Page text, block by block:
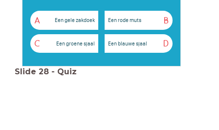
A Een gele zakdoek B
Een rode muts
C Een groene sjaal D
Een blauwe sjaal
Slide 28 - Quiz